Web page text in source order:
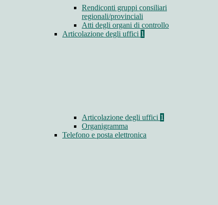
Rendiconti gruppi consiliari
regionali/provinciali
Atti degli organi di controllo
Articolazione degli uffici 1
Articolazione degli uffici 1
Organigramma
Telefono e posta elettronica